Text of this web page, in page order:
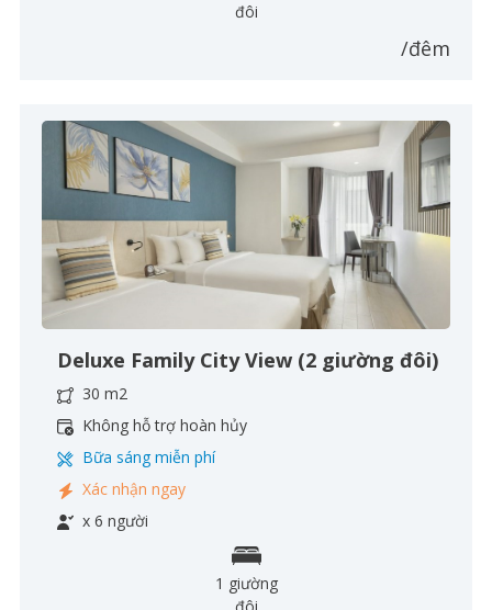
đôi
/đêm
Deluxe Family City View (2 giường đôi)
30 m2
Không hỗ trợ hoàn hủy
Bữa sáng miễn phí
Xác nhận ngay
x 6 người
1 giường